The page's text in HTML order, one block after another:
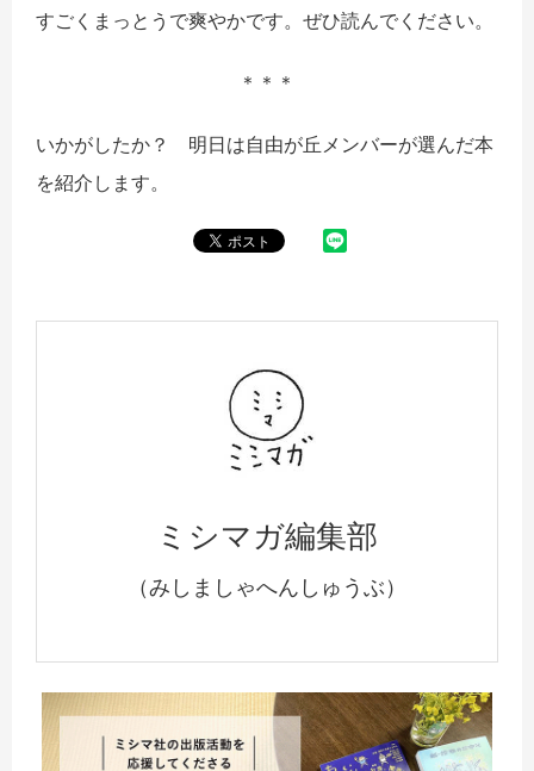
すごくまっとうで爽やかです。ぜひ読んでください。
＊＊＊
いかがしたか？ 明日は自由が丘メンバーが選んだ本
を紹介します。
ミシマガ編集部
（みしましゃへんしゅうぶ）